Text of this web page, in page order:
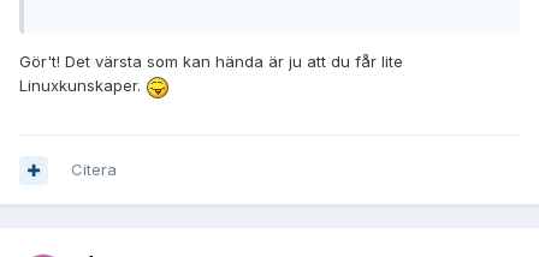
Gör't! Det värsta som kan hända är ju att du får lite
Linuxkunskaper.
Citera